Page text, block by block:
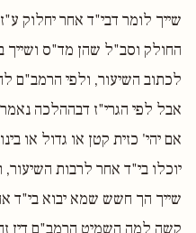
שייך לומר דבי"ד אחר יחלוק
החולק וסב"ל שהן מד"ס ושייך
לכתוב השיעור, ולפי הרמב"ם
אבל לפי הגרי"ז דבההלכה
אם יהי' כזית קטן או גדול או
יוכלו בי"ד אחר לרבות
שייך הך חשש שמא יבוא בי"ד
קשה למה השמיט הרמב"ם דין